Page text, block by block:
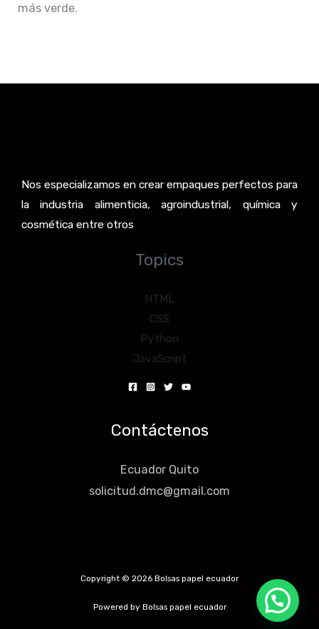
más verde.
Nos especializamos en crear empaques perfectos para
la industria alimenticia, agroindustrial, química y
cosmética entre otros
Topics
HTML
CSS
Python
JavaScript
Contáctenos
Ecuador Quito
solicitud.dmc@gmail.com
Copyright © 2026 Bolsas papel ecuador
Powered by Bolsas papel ecuador